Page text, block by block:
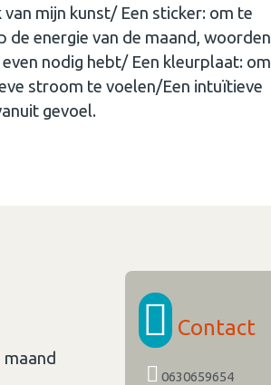
mijn kunst/ Een sticker: om te
energie van de maand, woorden
nodig hebt/ Een kleurplaat: om
stroom te voelen/Een intuïtieve
gevoel.
maand
Contact
0630659654